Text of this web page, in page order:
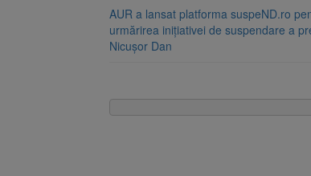
AUR a lansat platforma suspeND.ro
urmărirea inițiativei de suspendare a
Nicușor Dan